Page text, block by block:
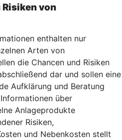
von
enthalten nur
Arten von
die Chancen und Risiken
dar und sollen eine
Aufklärung und Beratung
über
Anlageprodukte
Risiken,
und Nebenkosten stellt